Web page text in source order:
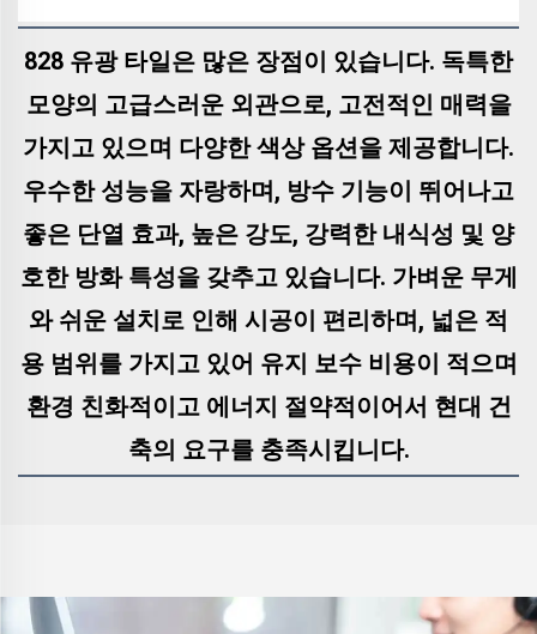
828 유광 타일은 많은 장점이 있습니다. 독특한
모양의 고급스러운 외관으로, 고전적인 매력을
가지고 있으며 다양한 색상 옵션을 제공합니다.
우수한 성능을 자랑하며, 방수 기능이 뛰어나고
좋은 단열 효과, 높은 강도, 강력한 내식성 및 양
호한 방화 특성을 갖추고 있습니다. 가벼운 무게
와 쉬운 설치로 인해 시공이 편리하며, 넓은 적
용 범위를 가지고 있어 유지 보수 비용이 적으며
환경 친화적이고 에너지 절약적이어서 현대 건
축의 요구를 충족시킵니다.